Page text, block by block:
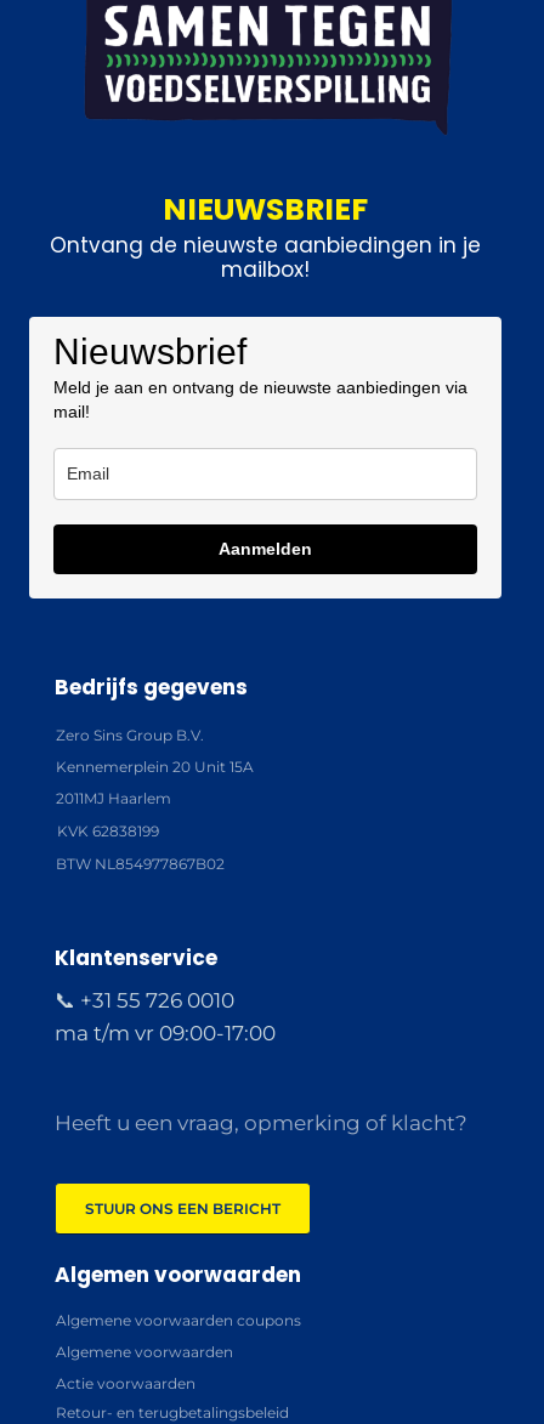
NIEUWSBRIEF
Ontvang de nieuwste aanbiedingen in je
mailbox!
Nieuwsbrief
Meld je aan en ontvang de nieuwste aanbiedingen via
mail!
Aanmelden
Bedrijfs gegevens
Zero Sins Group B.V.
Kennemerplein 20 Unit 15A
2011MJ Haarlem
KVK 62838199
BTW NL854977867B02
Klantenservice
📞 +31 55 726 0010
ma t/m vr 09:00-17:00
Heeft u een vraag, opmerking of klacht?
STUUR ONS EEN BERICHT
Algemen voorwaarden
Algemene voorwaarden coupons
Algemene voorwaarden
Actie voorwaarden
Retour- en terugbetalingsbeleid